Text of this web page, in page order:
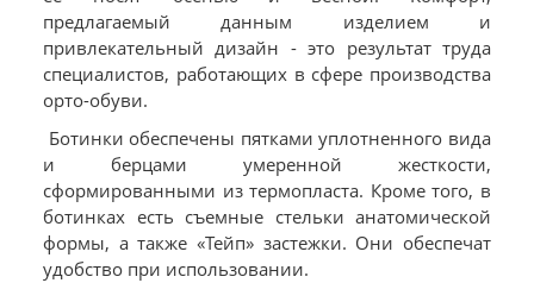
предлагаемый данным изделием и
привлекательный дизайн - это результат труда
специалистов, работающих в сфере производства
орто-обуви.
Ботинки обеспечены пятками уплотненного вида
и берцами умеренной жесткости,
сформированными из термопласта. Кроме того, в
ботинках есть съемные стельки анатомической
формы, а также «Тейп» застежки. Они обеспечат
удобство при использовании.